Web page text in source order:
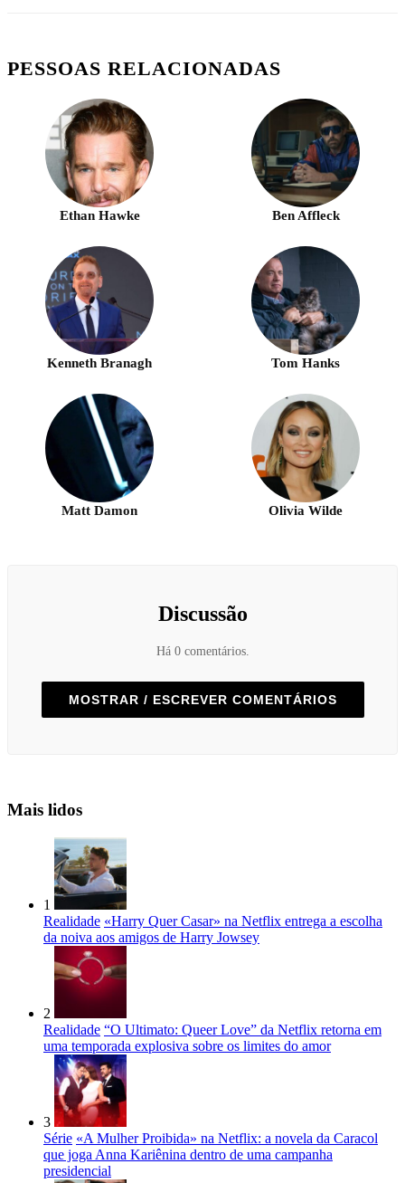
PESSOAS RELACIONADAS
Ethan Hawke Ben Affleck
Kenneth Branagh Tom Hanks
Matt Damon Olivia Wilde
Discussão
Há 0 comentários.
MOSTRAR / ESCREVER COMENTÁRIOS
Mais lidos
1
Realidade «Harry Quer Casar» na Netflix entrega a escolha
da noiva aos amigos de Harry Jowsey
2
Realidade “O Ultimato: Queer Love” da Netflix retorna em
uma temporada explosiva sobre os limites do amor
3
Série «A Mulher Proibida» na Netflix: a novela da Caracol
que joga Anna Kariênina dentro de uma campanha
presidencial